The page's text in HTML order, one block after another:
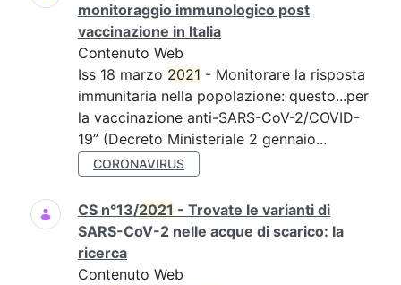
monitoraggio immunologico post
vaccinazione in Italia
Contenuto Web
Iss 18 marzo 2021 - Monitorare la risposta
immunitaria nella popolazione: questo...per
la vaccinazione anti-SARS-CoV-2/COVID-
19” (Decreto Ministeriale 2 gennaio...
CORONAVIRUS
CS n°13/2021 - Trovate le varianti di
SARS-CoV-2 nelle acque di scarico: la
ricerca
Contenuto Web